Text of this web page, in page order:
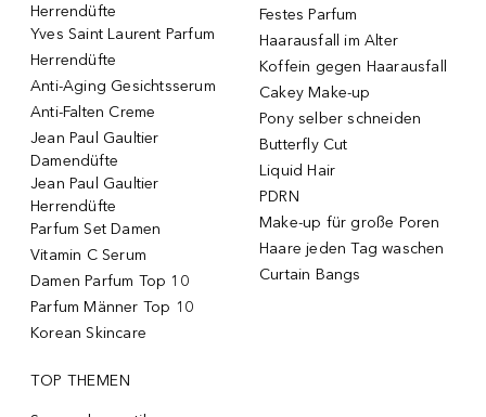
Herrendüfte
Yves Saint Laurent Parfum
Herrendüfte
Anti-Aging Gesichtsserum
Anti-Falten Creme
Jean Paul Gaultier
Damendüfte
Jean Paul Gaultier
Herrendüfte
Parfum Set Damen
Vitamin C Serum
Damen Parfum Top 10
Parfum Männer Top 10
Korean Skincare
Festes Parfum
Haarausfall im Alter
Koffein gegen Haarausfall
Cakey Make-up
Pony selber schneiden
Butterfly Cut
Liquid Hair
PDRN
Make-up für große Poren
Haare jeden Tag waschen
Curtain Bangs
TOP THEMEN